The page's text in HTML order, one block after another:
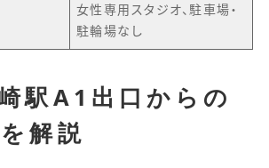
女性専用スタジオ、駐車場・
駐輪場なし
駅A1出口からの
解説